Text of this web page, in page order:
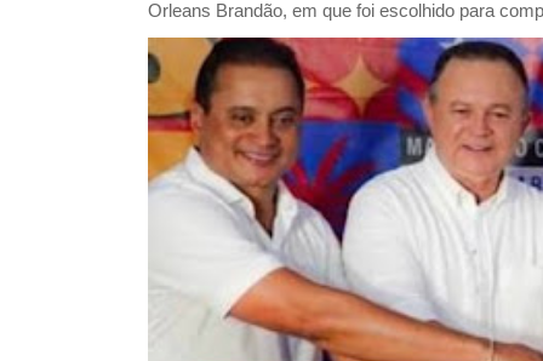
Orleans Brandão, em que foi escolhido para